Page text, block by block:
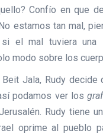
Confío en que
estamos tan mal,
si el mal tuviera
modo sobre los
Jala, Rudy decide
podamos ver los
Rudy tiene
oprime al pueblo